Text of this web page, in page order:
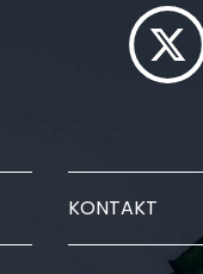
KONTAKT